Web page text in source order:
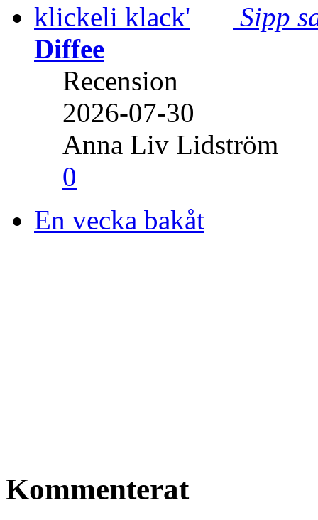
Sipp
Diffee
Recension
2026-07-30
Anna Liv Lidström
0
En vecka bakåt
Kommenterat